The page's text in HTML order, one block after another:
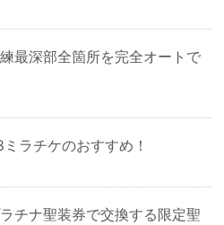
練最深部全箇所を完全オートで
ミラチケのおすすめ！
ラチナ聖装券で交換する限定聖